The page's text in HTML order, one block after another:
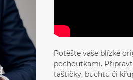
Potěšte vaše blízké
pochoutkami.
taštičky, buchtu či